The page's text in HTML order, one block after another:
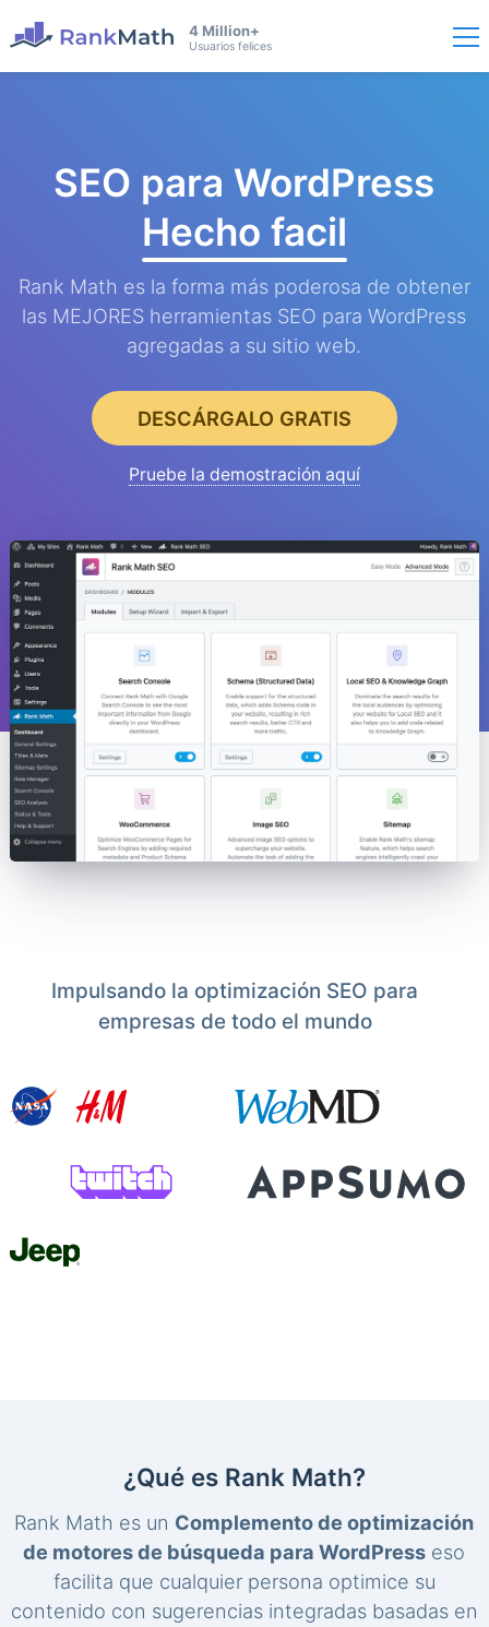
4 Million+
Usuarios felices
SEO para WordPress
Hecho facil
Rank Math es la forma más poderosa de obtener
las MEJORES herramientas SEO para WordPress
agregadas a su sitio web.
DESCÁRGALO GRATIS
Pruebe la demostración aquí
Impulsando la optimización SEO para
empresas de todo el mundo
¿Qué es Rank Math?
Rank Math es un Complemento de optimización
de motores de búsqueda para WordPress eso
facilita que cualquier persona optimice su
contenido con sugerencias integradas basadas en